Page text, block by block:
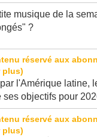
musique de la
l'Amérique latine,